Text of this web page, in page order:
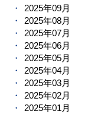
2025年09月
2025年08月
2025年07月
2025年06月
2025年05月
2025年04月
2025年03月
2025年02月
2025年01月